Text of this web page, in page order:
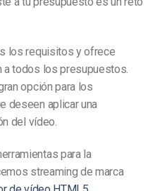
los requisitos y ofrece
a todos los presupuestos.
opción para los
deseen aplicar una
del vídeo.
para la
streaming de marca